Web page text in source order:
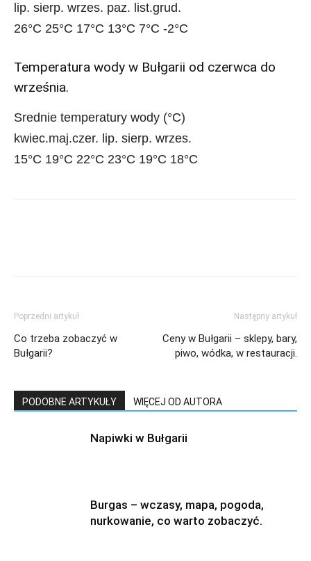
lip. sierp. wrzes. paz. list.grud.
26°C 25°C 17°C 13°C 7°C -2°C
Temperatura wody w Bułgarii od czerwca do
września.
Srednie temperatury wody (°C)
kwiec.maj.czer. lip. sierp. wrzes.
15°C 19°C 22°C 23°C 19°C 18°C
Poprzedni artykuł
Co trzeba zobaczyć w
Bułgarii?
Następny artykuł
Ceny w Bułgarii – sklepy, bary,
piwo, wódka, w restauracji.
PODOBNE ARTYKUŁY WIĘCEJ OD AUTORA
Napiwki w Bułgarii
Burgas – wczasy, mapa, pogoda,
nurkowanie, co warto zobaczyć.